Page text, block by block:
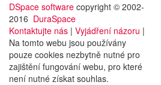
DSpace software copyright © 2002-
2016 DuraSpace
Kontaktujte nás | Vyjádření názoru |
Na tomto webu jsou používány
pouze cookies nezbytně nutné pro
zajištění fungování webu, pro které
není nutné získat souhlas.